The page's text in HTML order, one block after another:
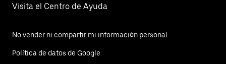
Visita el Centro de Ayuda
No vender ni compartir mi información personal
Política de datos de Google